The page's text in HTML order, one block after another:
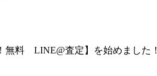
無料 LINE@査定】を始めました！